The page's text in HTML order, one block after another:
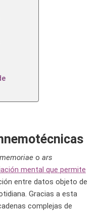
o ars
mental que permite
entre datos objeto de
Gracias a esta
complejas de